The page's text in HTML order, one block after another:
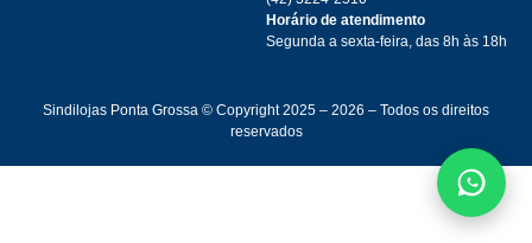
Horário de atendimento
Segunda a sexta-feira, das 8h às 18h
Sindilojas Ponta Grossa © Copyright 2025 – 2026 – Todos os direitos
reservados